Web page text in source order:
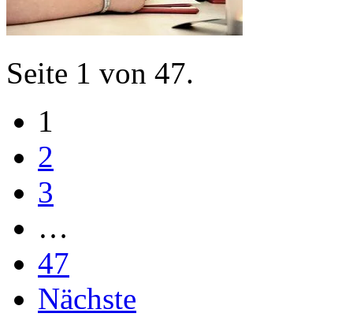
Seite 1 von 47.
1
2
3
…
47
Nächste